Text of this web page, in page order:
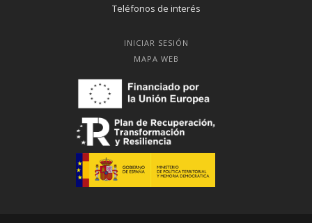
Teléfonos de interés
INICIAR SESIÓN
MAPA WEB